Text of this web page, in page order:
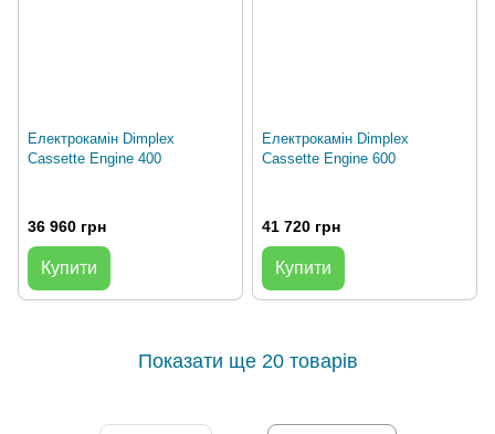
Електрокамін Dimplex
Cassette Engine 400
36 960 грн
Купити
Електрокамін Dimplex
Cassette Engine 600
41 720 грн
Купити
Показати ще 20 товарів